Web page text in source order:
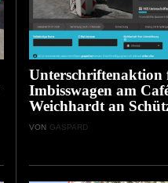
Unterschriftenaktion
Imbisswagen am
Weichhardt an
VON GASPARD